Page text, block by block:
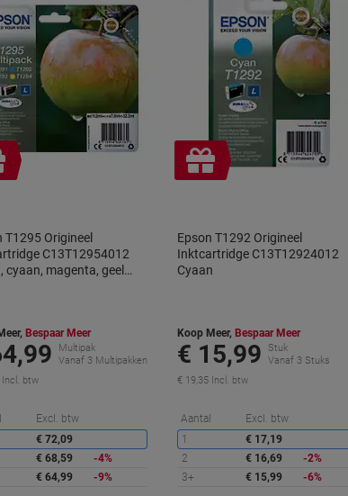
T1295 Origineel
C13T12954012
cyaan, magenta, geel
Bespaar Meer
Multipak
Vanaf 3 Multipakken
Incl. btw
Excl. btw
Korting
€ 72,09
€ 68,59
-4%
€ 64,99 -9%
Geschenk
Epson T1292 Origineel
Inktcartridge C13T12924012
Cyaan
Koop Meer, Bespaar Meer
€ 15,99
Stuk
Vanaf 3 Stuks
€ 19,35 Incl. btw
Aantal Excl. btw
1
€ 17,19
2
€ 16,69
-2%
3+
€ 15,99 -6%